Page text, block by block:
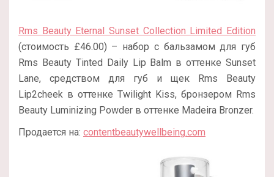
Rms Beauty Eternal Sunset Collection Limited Edition
(стоимость £46.00) – набор с бальзамом для губ
Rms Beauty Tinted Daily Lip Balm в оттенке Sunset
Lane, средством для губ и щек Rms Beauty
Lip2cheek в оттенке Twilight Kiss, бронзером Rms
Beauty Luminizing Powder в оттенке Madeira Bronzer.
Продается на: contentbeautywellbeing.com